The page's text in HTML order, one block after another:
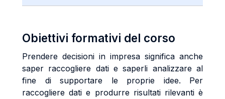
Obiettivi formativi del corso
Prendere decisioni in impresa significa anche
saper raccogliere dati e saperli analizzare al
fine di supportare le proprie idee. Per
raccogliere dati e produrre risultati rilevanti è